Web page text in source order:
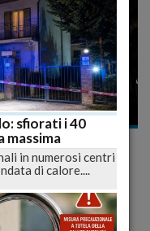
scontri
in molte altre
sfiorati i 40
massima
in numerosi centri
di calore....